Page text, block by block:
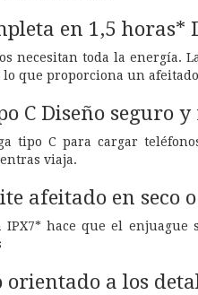
en 1,5
necesitan toda la
lo que proporciona un
C Diseño seguro
tipo C para cargar
viaja.
afeitado en seco
IPX7* hace que el
a los